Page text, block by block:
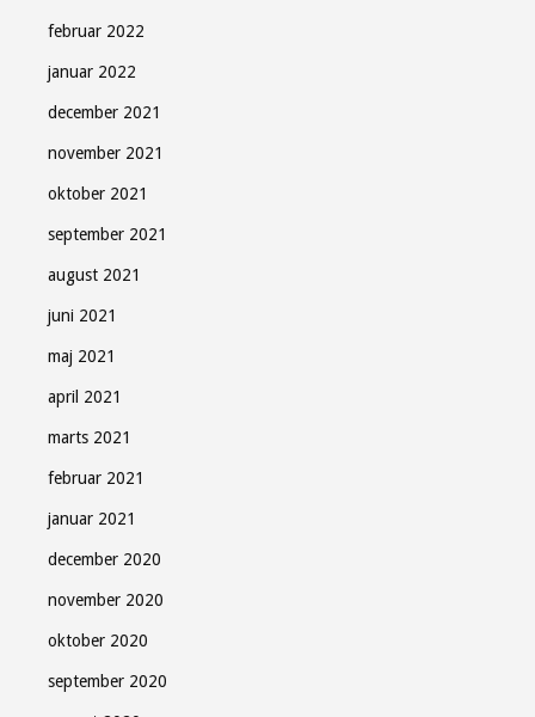
februar 2022
januar 2022
december 2021
november 2021
oktober 2021
september 2021
august 2021
juni 2021
maj 2021
april 2021
marts 2021
februar 2021
januar 2021
december 2020
november 2020
oktober 2020
september 2020